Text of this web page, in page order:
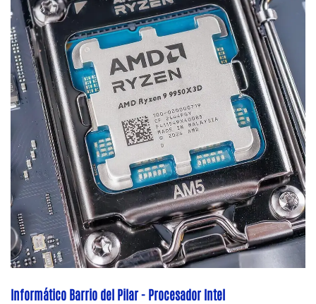
Informático Barrio del Pilar - Procesador Intel